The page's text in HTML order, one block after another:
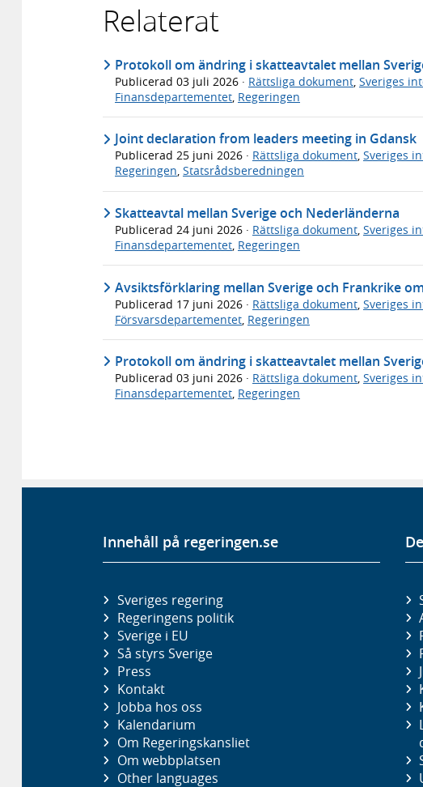
Relaterat
Protokoll om ändring i skatteavtalet mellan
Publicerad 03 juli 2026 · Rättsliga dokument Sveriges
Finansdepartementet Regeringen
Joint declaration from leaders meeting in Gdansk
Publicerad 25 juni 2026 · Rättsliga dokument, Sveriges
Regeringen, Statsrådsberedningen
Skatteavtal mellan Sverige och Nederländerna
Publicerad 24 juni 2026 · Rättsliga dokument, Sveriges
Finansdepartementet, Regeringen
Avsiktsförklaring mellan Sverige och Frankrike
Publicerad 17 juni 2026 · Rättsliga dokument Sveriges
Försvarsdepartementet Regeringen
Protokoll om ändring i skatteavtalet mellan
Publicerad 03 juni 2026 · Rättsliga dokument, Sveriges
Finansdepartementet, Regeringen
Innehåll på regeringen.se
Sveriges regering
Regeringens politik
Sverige i EU
Så styrs Sverige
Press
Kontakt
Jobba hos oss
Kalendarium
Om Regeringskansliet
Om webbplatsen
Other languages